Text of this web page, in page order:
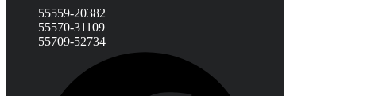
55559-20382
55570-31109
55709-52734